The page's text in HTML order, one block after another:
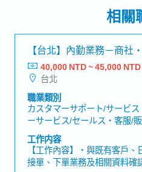
相關
【台北】內勤業務－商社
40,000 NTD ~ 45,000 NTD
台北
職業類別
カスタマーサポート/サービ
ーサービス/セールス・客服/
人), セールスコーディネータ
口
工作内容
【工作內容】・與既有客戶
接單、下單業務及相關資料確